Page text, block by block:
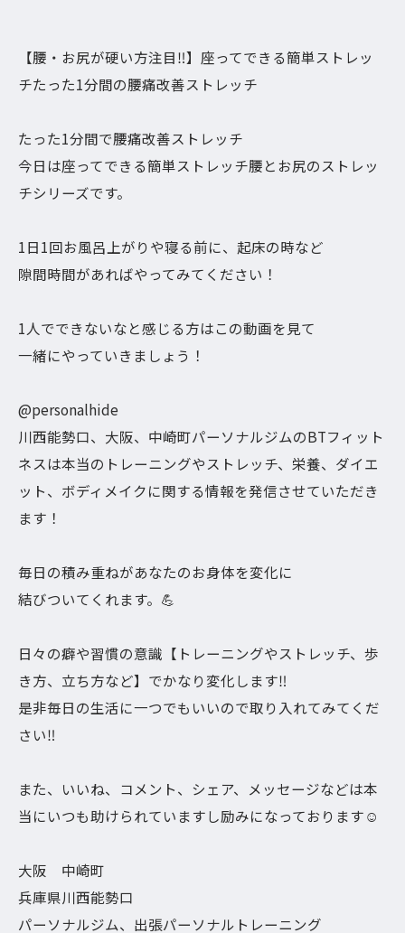
【腰・お尻が硬い方注目‼︎】座ってできる簡単ストレッ
チたった1分間の腰痛改善ストレッチ
たった1分間で腰痛改善ストレッチ
今日は座ってできる簡単ストレッチ腰とお尻のストレッ
チシリーズです。
1日1回お風呂上がりや寝る前に、起床の時など
隙間時間があればやってみてください！
1人でできないなと感じる方はこの動画を見て
一緒にやっていきましょう！
@personalhide
川西能勢口、大阪、中崎町パーソナルジムのBTフィット
ネスは本当のトレーニングやストレッチ、栄養、ダイエ
ット、ボディメイクに関する情報を発信させていただき
ます！
毎日の積み重ねがあなたのお身体を変化に
結びついてくれます。💪
日々の癖や習慣の意識【トレーニングやストレッチ、歩
き方、立ち方など】でかなり変化します‼︎
是非毎日の生活に一つでもいいので取り入れてみてくだ
さい‼︎
また、いいね、コメント、シェア、メッセージなどは本
当にいつも助けられていますし励みになっております☺️
大阪 中崎町
兵庫県川西能勢口
パーソナルジム、出張パーソナルトレーニング